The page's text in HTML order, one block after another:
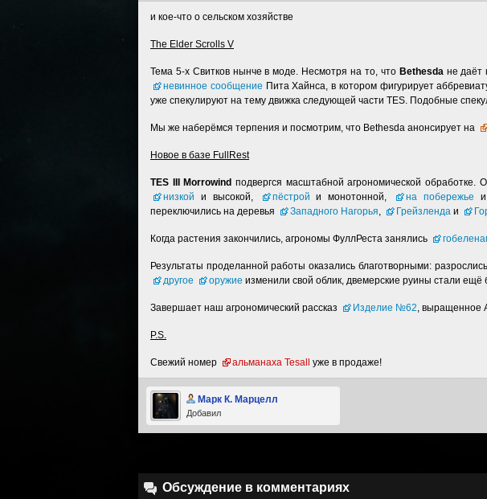
и кое-что о сельском хозяйстве
The Elder Scrolls V
Тема 5-х Свитков нынче в моде. Несмотря на то, что Bethesdaне даёт
невинное сообщение Пита Хайнса, в котором фигурирует
уже спекулируют на тему движка следующей части TES. Подобные
Мы же наберёмся терпения и посмотрим, что Bethesda анонсирует на
Новое в базе FullRest
TES III Morrowind подвергся масштабной агрономической
низкой и высокой, пёстрой и монотонной, на побережье
переключились на деревья
Западного Нагорья, Грейзленда и
Когда растения закончились, агрономы ФуллРеста занялись
Результаты проделанной работы оказались благотворными: разрослись
другое
оружие изменили свой облик, двемерские руины стали ещё
Завершает наш агрономический рассказ Изделие №62, выращенное
P.S.
Свежий номер альманаха Tesall уже в продаже!
Марк К. Марцелл
Добавил
Обсуждение в комментариях